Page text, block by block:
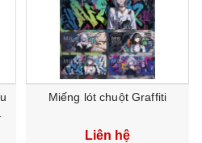
Miếng lót chuột Graffiti
Liên hệ